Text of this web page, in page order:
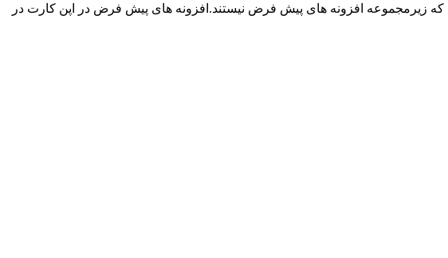
زیرمجموعه افزونه های پیش فرض نیستند.افزونه های پیش فرض در اپن کارت در